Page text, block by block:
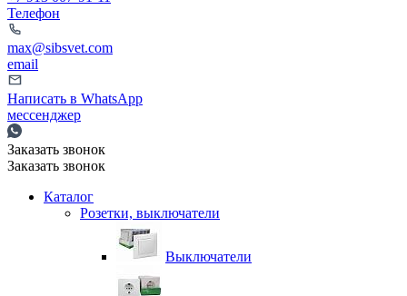
Телефон
max@sibsvet.com
email
Написать в WhatsApp
мессенджер
Заказать звонок
Заказать звонок
Каталог
Розетки, выключатели
Выключатели